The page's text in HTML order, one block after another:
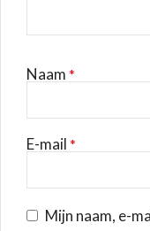
Naam *
E-mail *
Mijn naam, e-